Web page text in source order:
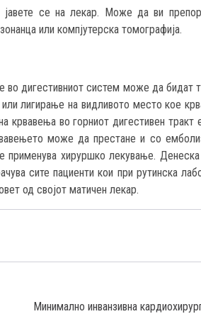
се на лекар. Може да ви
или компјутерска томографија.
во дигестивниот систем може да бидат
лигирање на видливото место кое
крвавења во горниот дигестивен тракт
може да престане и со
хируршко лекување. Денеска
сите пациенти кои при рутинска
од својот матичен лекар.
Минимално инванзивна